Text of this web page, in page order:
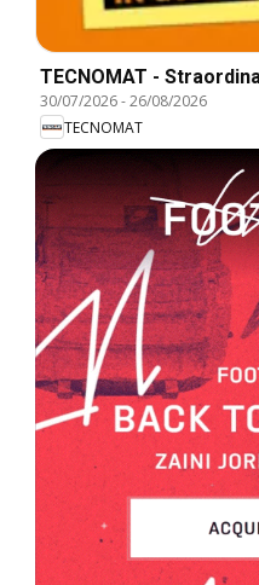
TECNOMAT -
30/07/2026-26/08/2026
TECNOMAT